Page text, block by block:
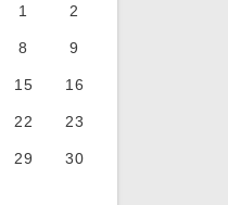
1
2
8 9
15 16
22 23
29 30